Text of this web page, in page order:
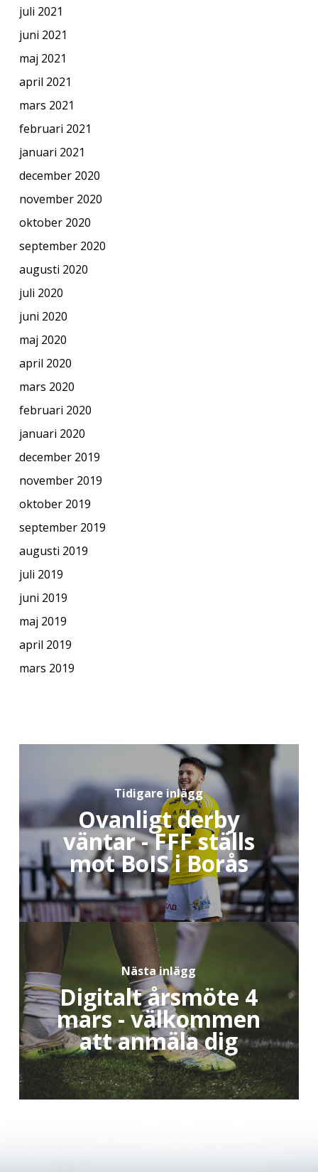
juli 2021
juni 2021
maj 2021
april 2021
mars 2021
februari 2021
januari 2021
december 2020
november 2020
oktober 2020
september 2020
augusti 2020
juli 2020
juni 2020
maj 2020
april 2020
mars 2020
februari 2020
januari 2020
december 2019
november 2019
oktober 2019
september 2019
augusti 2019
juli 2019
juni 2019
maj 2019
april 2019
mars 2019
Tidigare inlägg
Ovanligt derby
väntar - FFF ställs
mot BoIS i Borås
Nästa inlägg
Digitalt årsmöte 4
mars - välkommen
att anmäla dig